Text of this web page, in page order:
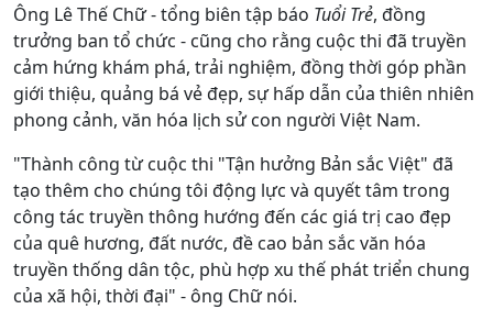
Ông Lê Thế Chữ - tổng biên tập báo Tuổi Trẻ, đồng
trưởng ban tổ chức - cũng cho rằng cuộc thi đã truyền
cảm hứng khám phá, trải nghiệm, đồng thời góp phần
giới thiệu, quảng bá vẻ đẹp, sự hấp dẫn của thiên nhiên
phong cảnh, văn hóa lịch sử con người Việt Nam.
"Thành công từ cuộc thi "Tận hưởng Bản sắc Việt" đã
tạo thêm cho chúng tôi động lực và quyết tâm trong
công tác truyền thông hướng đến các giá trị cao đẹp
của quê hương, đất nước, đề cao bản sắc văn hóa
truyền thống dân tộc, phù hợp xu thế phát triển chung
của xã hội, thời đại" - ông Chữ nói.